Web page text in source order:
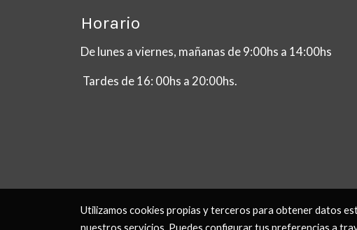
Horario
De lunes a viernes, mañanas de 9:00hs a 14:00hs
Tardes de 16: 00hs a 20:00hs.
Utilizamos cookies propias y terceros para obtener datos